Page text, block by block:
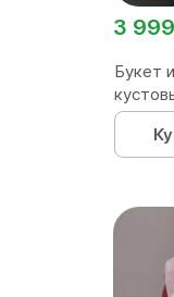
3
Букет